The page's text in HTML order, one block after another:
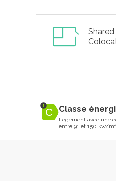
Classe
Logement avec une
entre 91 et 150 kw/